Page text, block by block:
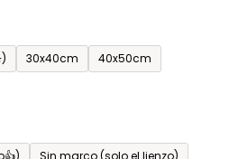
30x40cm
40x50cm